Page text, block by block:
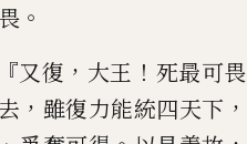
。
又復 ， 大王 ！ 死最可畏
， 雖復力能統四天下 ，